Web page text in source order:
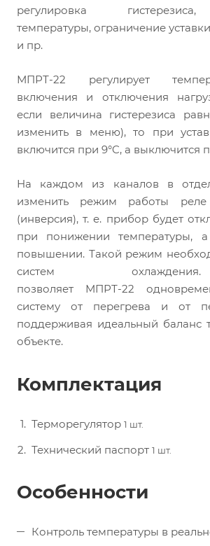
регулировка
температуры, ограничение
и пр.
МПРТ-22 регулирует
включения и отключения
если величина гистерезиса
изменить в меню), то при
включится при 9°C, а выключится
На каждом из каналов в
изменить режим работы
(инверсия),т. е. прибор будет
при понижении температуры,
повышении. Такой режим
систем
позволяет МПРТ-22
систему от перегрева и от
поддерживая идеальный баланс
объекте.
Комплектация
Терморегулятор 1 шт.
Технический паспорт 1 шт.
Особенности
Контроль температуры в